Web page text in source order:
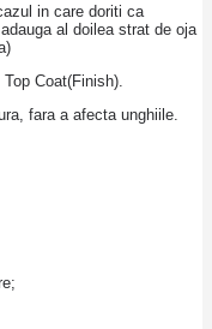
in care doriti ca
al doilea strat de oja
Coat(Finish).
fara a afecta unghiile.